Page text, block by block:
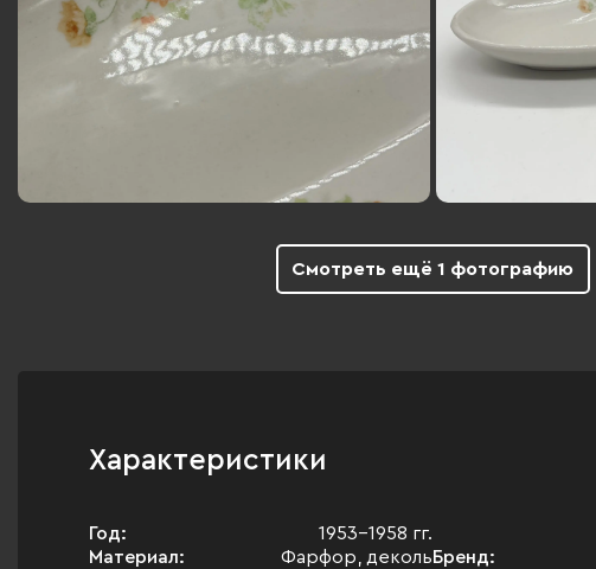
Смотреть ещё 1 фотографию
Характеристики
Год:
1953-1958 гг.
Материал:
Фарфор, декольБренд: